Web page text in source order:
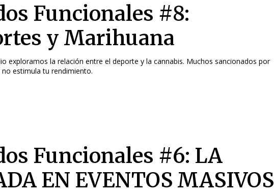
Funcionales #8:
y Marihuana
exploramos la relación entre el deporte y la cannabis. Muchos sancionados por
estimula tu rendimiento.
Funcionales #6: LA
EN EVENTOS MASIVOS